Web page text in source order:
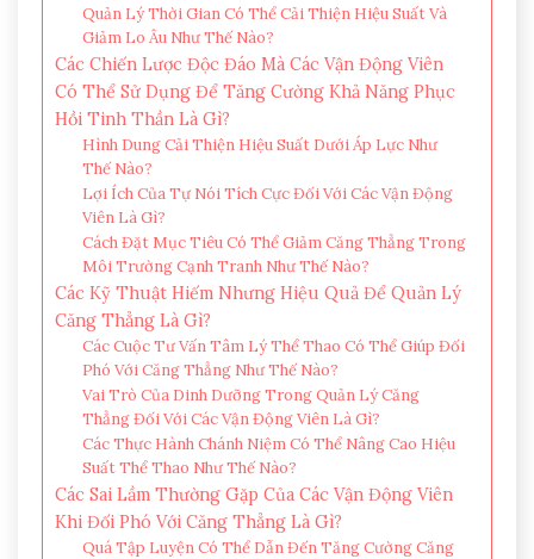
Quản Lý Thời Gian Có Thể Cải Thiện Hiệu Suất Và
Giảm Lo Âu Như Thế Nào?
Các Chiến Lược Độc Đáo Mà Các Vận Động Viên
Có Thể Sử Dụng Để Tăng Cường Khả Năng Phục
Hồi Tinh Thần Là Gì?
Hình Dung Cải Thiện Hiệu Suất Dưới Áp Lực Như
Thế Nào?
Lợi Ích Của Tự Nói Tích Cực Đối Với Các Vận Động
Viên Là Gì?
Cách Đặt Mục Tiêu Có Thể Giảm Căng Thẳng Trong
Môi Trường Cạnh Tranh Như Thế Nào?
Các Kỹ Thuật Hiếm Nhưng Hiệu Quả Để Quản Lý
Căng Thẳng Là Gì?
Các Cuộc Tư Vấn Tâm Lý Thể Thao Có Thể Giúp Đối
Phó Với Căng Thẳng Như Thế Nào?
Vai Trò Của Dinh Dưỡng Trong Quản Lý Căng
Thẳng Đối Với Các Vận Động Viên Là Gì?
Các Thực Hành Chánh Niệm Có Thể Nâng Cao Hiệu
Suất Thể Thao Như Thế Nào?
Các Sai Lầm Thường Gặp Của Các Vận Động Viên
Khi Đối Phó Với Căng Thẳng Là Gì?
Quá Tập Luyện Có Thể Dẫn Đến Tăng Cường Căng